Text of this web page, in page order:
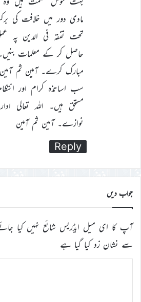
مادی دور میں خلافت
تحت تفقہ فی الدین پہ
حاصل کر کے معلمات
مبارک کرے۔ آمین ثم آمین
سب اساتذہ کرام اور
مستحق ہیں۔ اللہ تعالی
نوازے۔ آمین ثم آمین
Reply
جواب دیں
آپ کا ای میل ایڈریس شائع نہیں کیا
سے نشان زد کیا گیا ہے